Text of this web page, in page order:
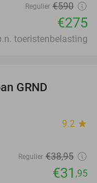
Regulier €590
€275
toeristenbelasting
GRND
9.2 star
Regulier €38,95
€31 ,95